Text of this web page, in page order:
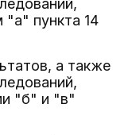
пункта 14
а также
"б" и "в"